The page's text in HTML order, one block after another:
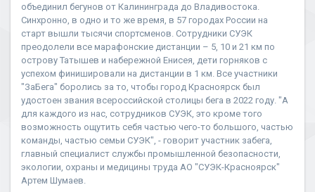
объединил бегунов от Калининграда до Владивостока.
Синхронно, в одно и то же время, в 57 городах России на
старт вышли тысячи спортсменов. Сотрудники СУЭК
преодолели все марафонские дистанции – 5, 10 и 21 км по
острову Татышев и набережной Енисея, дети горняков с
успехом финишировали на дистанции в 1 км. Все участники
"ЗаБега" боролись за то, чтобы город Красноярск был
удостоен звания всероссийской столицы бега в 2022 году. "А
для каждого из нас, сотрудников СУЭК, это кроме того
возможность ощутить себя частью чего-то большого, частью
команды, частью семьи СУЭК", - говорит участник забега,
главный специалист службы промышленной безопасности,
экологии, охраны и медицины труда АО "СУЭК-Красноярск"
Артем Шумаев.